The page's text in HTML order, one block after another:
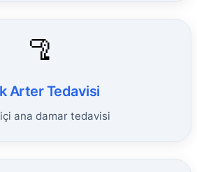
🦿
Arter Tedavisi
içi ana damar tedavisi